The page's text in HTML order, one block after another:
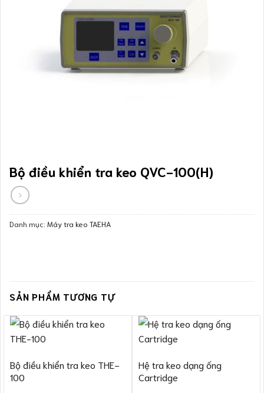
Bộ điều khiển tra keo QVC-100(H)
Danh mục: Máy tra keo TAEHA
SẢN PHẨM TƯƠNG TỰ
Bộ điều khiển tra keo THE-
100
Hệ tra keo dạng ống
Cartridge